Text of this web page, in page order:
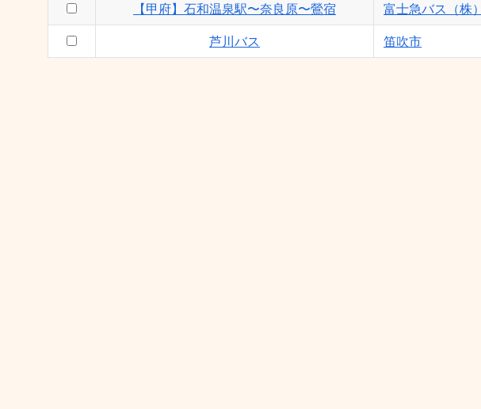
【甲府】石和温泉駅〜奈良原〜鶯宿 富士急バス（株）
芦川バス 笛吹市